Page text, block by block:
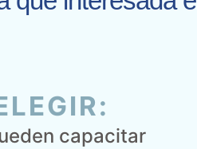
capacitar